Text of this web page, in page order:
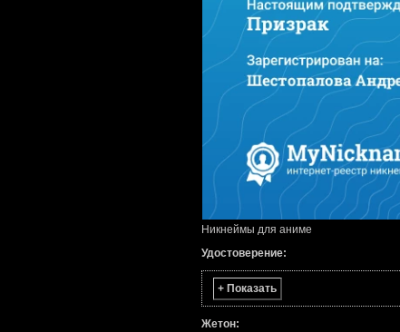
Никнеймы для аниме
Удостоверение:
+ Показать
Жетон: